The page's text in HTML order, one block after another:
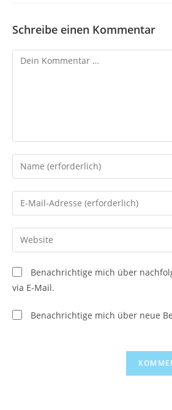
Schreibe einen Kommentar
Kommentar
Gib
deinen
Namen
oder
zum
Kommentieren
ein
Gib
deine
E-
Mail-
zum
Kommentieren
Gib
deine
Website-
URL
(optional)
Benachrichtige mich über
via E-Mail.
Benachrichtige mich über neue